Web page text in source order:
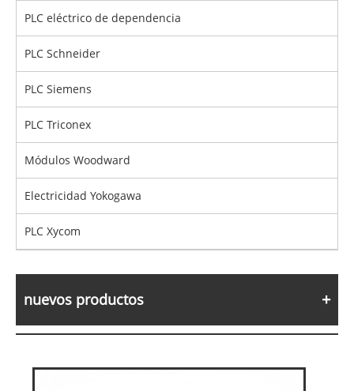
PLC eléctrico de dependencia
PLC Schneider
PLC Siemens
PLC Triconex
Módulos Woodward
Electricidad Yokogawa
PLC Xycom
nuevos productos